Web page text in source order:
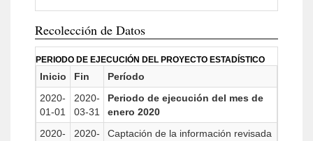
Recolección de Datos
PERIODO DE EJECUCIÓN DEL PROYECTO ESTADÍSTICO
Inicio Fin
Período
2020-
01-01
2020-
03-31
Periodo de ejecución del mes de
enero 2020
2020-
2020-
Captación de la información revisada